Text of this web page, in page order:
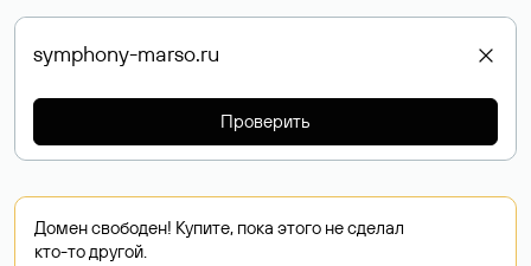
Проверить
Домен свободен! Купите, пока этого не сделал
кто-то другой.